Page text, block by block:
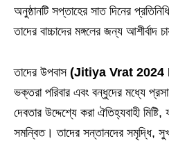
অনুষ্ঠানটি সপ্তাহের সাত দিনের
তাদের বাচ্চাদের মঙ্গলের জন্য আশীর্বাদ
তাদের উপবাস (Jitiya Vrat 2024
ভক্তরা পরিবার এবং বন্ধুদের মধ্যে
দেবতার উদ্দেশ্যে করা ঐতিহ্যবাহী
সমন্বিত। তাদের সন্তানদের সমৃদ্ধি, সুখ